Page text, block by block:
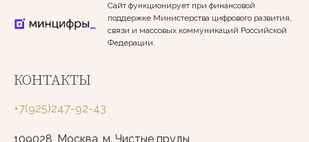
Сайт функционирует при финансовой
поддержке Министерства цифрового развития,
связи и массовых коммуникаций Российской
Федерации.
КОНТАКТЫ
+7(925)247-92-43
109028, Москва, м. Чистые пруды,